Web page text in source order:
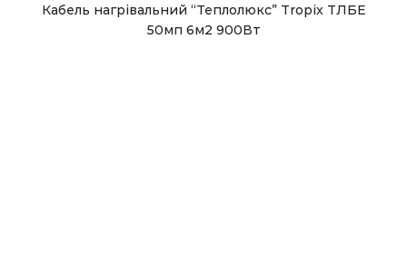
Кабель нагрівальний “Теплолюкс” Tropix ТЛБЕ
50мп 6м2 900Вт